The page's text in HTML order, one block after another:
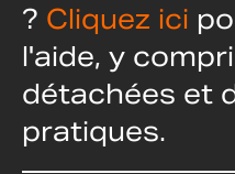
? Cliquez ici
l'aide, y
détachées et
pratiques.